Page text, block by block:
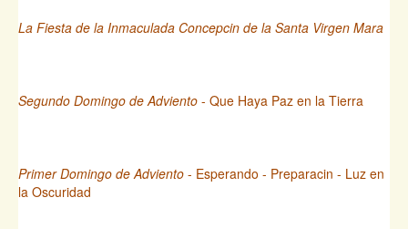
La Fiesta de la Inmaculada Concepcin de la Santa Virgen Mara
Segundo Domingo de Adviento - Que Haya Paz en la Tierra
Primer Domingo de Adviento - Esperando - Preparacin - Luz en
la Oscuridad